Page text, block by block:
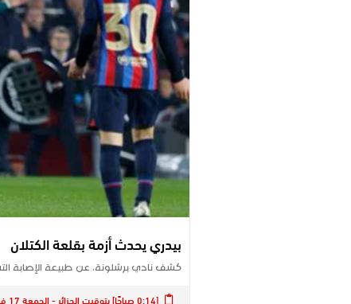
بيدري يحدث أزمة بقلعة الكتلان
كشف نادي ​برشلونة​، عن طبيعة الإصابة
[0:14 صباحًا] بتوقيت الجزائر - الجمعة 17 فبراير 2023